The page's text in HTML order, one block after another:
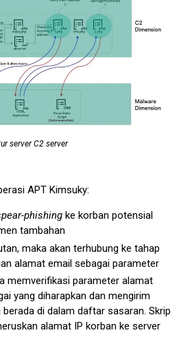
server C2 server
APT Kimsuky:
phishing ke korban potensial
tambahan
maka akan terhubung ke tahap
alamat email sebagai parameter
memverifikasi parameter alamat
yang diharapkan dan mengirim
di dalam daftar sasaran. Skrip
alamat IP korban ke server